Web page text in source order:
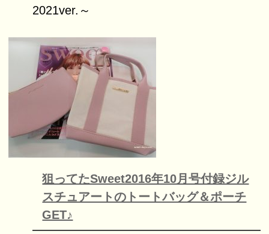
2021ver.～
狙ってたSweet2016年10月号付録ジル
スチュアートのトートバッグ＆ポーチ
GET♪